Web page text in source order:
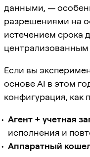
данными, —
разрешениями на
истечением срока
Если вы
основе AI в этом
конфигурация, как
Агент + учетная
исполнения и
Аппаратный